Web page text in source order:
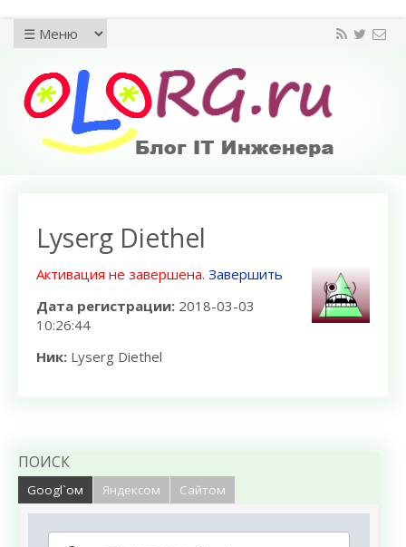
Lyserg Diethel
Активация не завершена. Завершить
Дата регистрации: 2018-03-03
10:26:44
Ник: Lyserg Diethel
ПОИСК
Googl`ом Яндексом Сайтом